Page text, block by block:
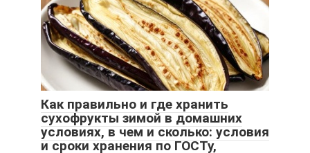
Как правильно и где хранить
сухофрукты зимой в домашних
условиях, в чем и сколько: условия
и сроки хранения по ГОСТу,